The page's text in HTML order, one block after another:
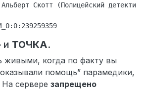
Скотт (Полицейский
и ТОЧКА.
живыми, когда по факту вы
помощь” парамедики,
сервере запрещено